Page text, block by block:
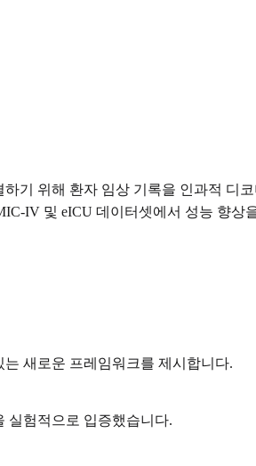
기 위해 환자 임상 기록을 인과적 디
IV 및 eICU 데이터셋에서 성능 향상
새로운 프레임워크를 제시합니다.
실험적으로 입증했습니다.